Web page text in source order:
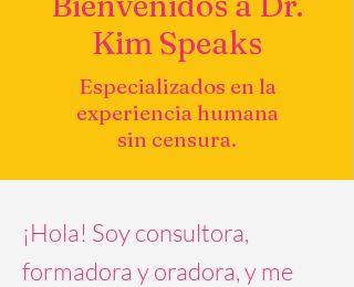
Kim Speaks
Especializados en la
experiencia humana
sin censura.
¡Hola! Soy consultora,
formadora y oradora, y me